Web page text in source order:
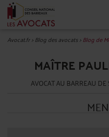
Avocat.fr>Blog des avocats>Blog de
MAÎTRE
AVOCAT AU BARREAU